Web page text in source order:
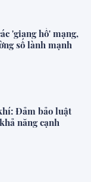
'giang hồ' mạng,
số lành mạnh
Đảm bảo luật
năng cạnh